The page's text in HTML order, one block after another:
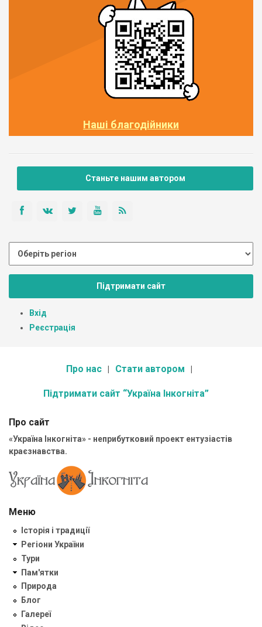
Наші благодійники
Станьте нашим автором
Підтримати сайт
Вхід
Реєстрація
Про нас Стати автором
Підтримати сайт “Україна Інкогніта”
Про сайт
«Україна Інкогніта» - неприбутковий проект ентузіастів
краєзнавства.
Меню
Історія і традиції
Регіони України
Тури
Пам'ятки
Природа
Блог
Галереї